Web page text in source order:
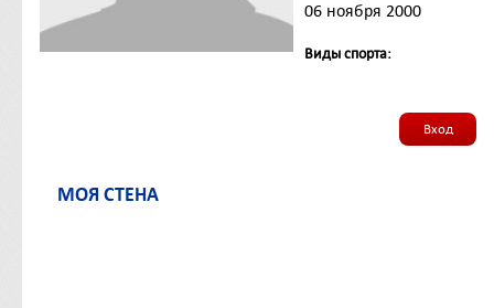
06 ноября 2000
Виды спорта:
Вход
МОЯ СТЕНА